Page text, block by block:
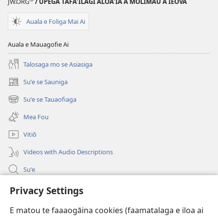
Privacy Settings
E matou te faaaogāina cookies (faamatalaga e iloa ai
Auala e Foliga Mai Ai
Auala e Mauagofie Ai
Talosaga mo se Asiasiga
Suʻe se Sauniga
(tatala
se
isi
polokalame)
Suʻe se Tauaofiaga
(tatala
se
isi
polokalame)
Mea Fou
Vitiō
Videos with Audio Descriptions
Suʻe
Faamatalaga mo Ofisa o le Malo